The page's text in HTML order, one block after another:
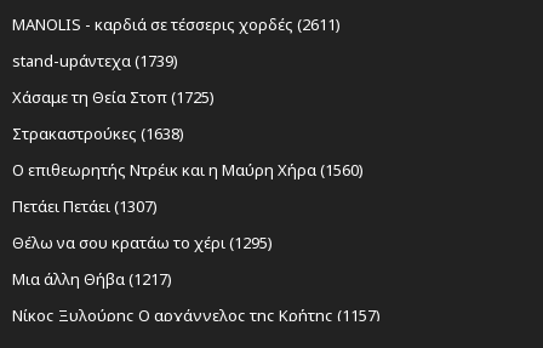
MANOLIS - καρδιά σε τέσσερις χορδές (2611)
stand-upάντεχα (1739)
Χάσαμε τη Θεία Στοπ (1725)
Στρακαστρούκες (1638)
Ο επιθεωρητής Ντρέικ και η Μαύρη Χήρα (1560)
Πετάει Πετάει (1307)
Θέλω να σου κρατάω το χέρι (1295)
Μια άλλη Θήβα (1217)
Νίκος Ξυλούρης Ο αρχάγγελος της Κρήτης (1157)